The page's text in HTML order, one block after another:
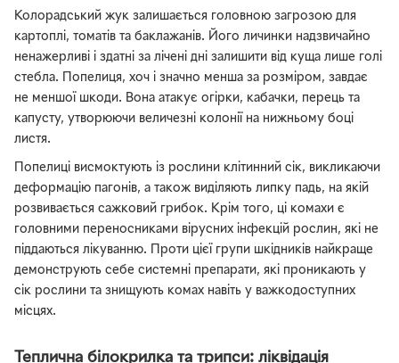
Колорадський жук залишається головною загрозою для
картоплі, томатів та баклажанів. Його личинки надзвичайно
ненажерливі і здатні за лічені дні залишити від куща лише голі
стебла. Попелиця, хоч і значно менша за розміром, завдає
не меншої шкоди. Вона атакує огірки, кабачки, перець та
капусту, утворюючи величезні колонії на нижньому боці
листя.
Попелиці висмоктують із рослини клітинний сік, викликаючи
деформацію пагонів, а також виділяють липку падь, на якій
розвивається сажковий грибок. Крім того, ці комахи є
головними переносниками вірусних інфекцій рослин, які не
піддаються лікуванню. Проти цієї групи шкідників найкраще
демонструють себе системні препарати, які проникають у
сік рослини та знищують комах навіть у важкодоступних
місцях.
Теплична білокрилка та трипси: ліквідація